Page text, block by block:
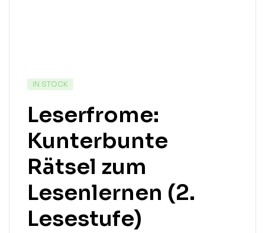
IN STOCK
Leserfrome:
Kunterbunte
Rätsel zum
Lesenlernen (2.
Lesestufe)